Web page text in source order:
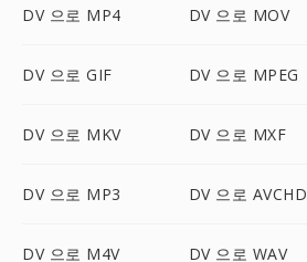
DV 으로 MP4 DV 으로 MOV
DV 으로 GIF DV 으로 MPEG
DV 으로 MKV DV 으로 MXF
DV 으로 MP3 DV 으로 AVCHD
DV 으로 M4V DV 으로 WAV